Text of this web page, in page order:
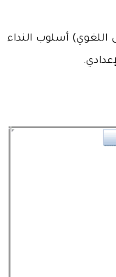
أسلوب النداء